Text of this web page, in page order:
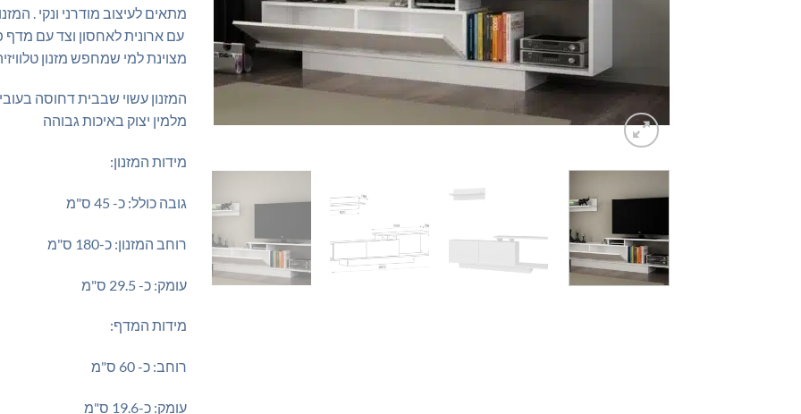
מתאים לעיצוב מודרני ונקי .
עם ארונית לאחסון וצד עם מדף
מצוינת למי שמחפש מזנון
מלמין יצוק באיכות גבוהה
מידות המזנון:
גובה כולל: כ- 45 ס"מ
רוחב המזנון: כ-180 ס"מ
עומק: כ- 29.5 ס"מ
מידות המדף:
רוחב: כ- 60 ס"מ
עומק: כ-19.6 ס"מ